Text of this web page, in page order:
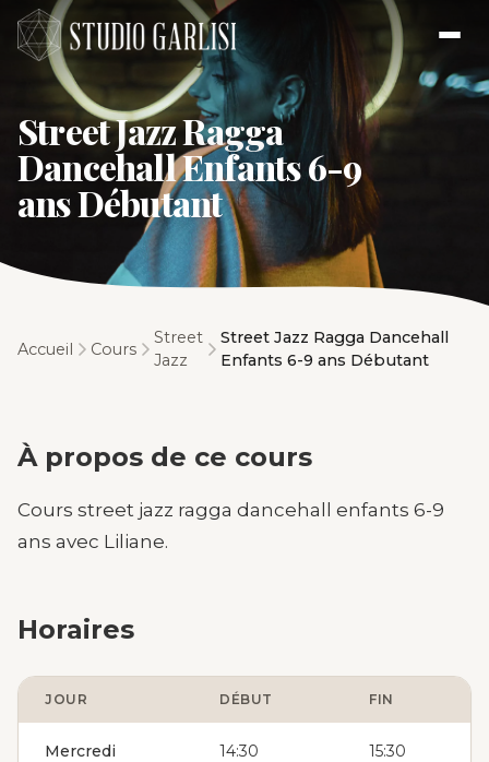
Street Jazz Ragga
Dancehall Enfants 6-9
ans Débutant
Accueil Cours
Street
Jazz
Street Jazz Ragga Dancehall
Enfants 6-9 ans Débutant
À propos de ce cours
Cours street jazz ragga dancehall enfants 6-9
ans avec Liliane.
Horaires
JOUR DÉBUT FIN
Mercredi 14:30 15:30